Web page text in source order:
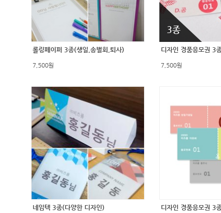
롤링페이퍼 3종(생일,송별회,퇴사)
7,500원
3종
디자인 경품응모권 3
7,500원
네임텍 3종(다양한 디자인) 디자인 경품응모권 3